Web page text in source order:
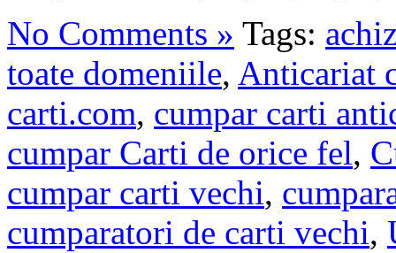
No Comments » Tags:
toate domeniile, Anticariat
carti.com, cumpar carti
cumpar Carti de orice fel,
cumpar carti vechi,
cumparatori de carti vechi,